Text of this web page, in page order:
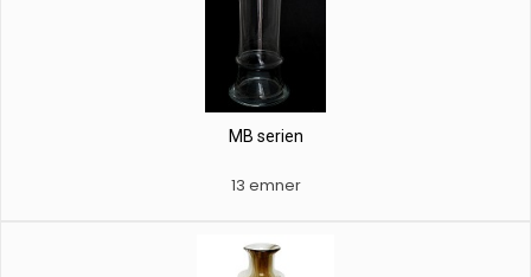
MB serien
13 emner